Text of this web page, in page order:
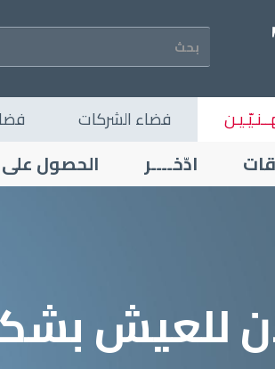
فضاء الشركات
ادّخــــر الحصول
للعيش